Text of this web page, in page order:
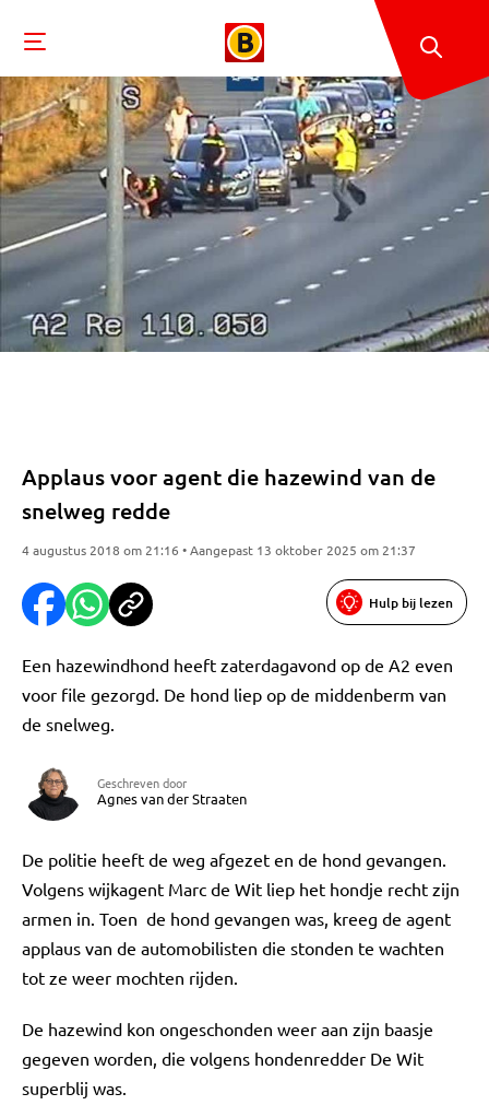
Applaus voor agent die hazewind van de
snelweg redde
4 augustus 2018 om 21:16 • Aangepast 13 oktober 2025 om 21:37
Hulp bij lezen
Een hazewindhond heeft zaterdagavond op de A2 even
voor file gezorgd. De hond liep op de middenberm van
de snelweg.
Geschreven door
Agnes van der Straaten
De politie heeft de weg afgezet en de hond gevangen.
Volgens wijkagent Marc de Wit liep het hondje recht zijn
armen in. Toen de hond gevangen was, kreeg de agent
applaus van de automobilisten die stonden te wachten
tot ze weer mochten rijden.
De hazewind kon ongeschonden weer aan zijn baasje
gegeven worden, die volgens hondenredder De Wit
superblij was.